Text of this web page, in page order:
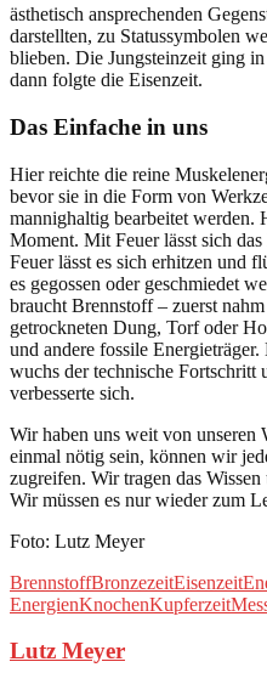
ästhetisch ansprechenden
darstellten, zu Statussymbolen
blieben. Die Jungsteinzeit ging
dann folgte die Eisenzeit.
Das Einfache in uns
Hier reichte die reine
bevor sie in die Form von
mannighaltig bearbeitet werden.
Moment. Mit Feuer lässt sich
Feuer lässt es sich erhitzen und
es gegossen oder geschmiedet
braucht Brennstoff – zuerst
getrockneten Dung, Torf oder
und andere fossile
wuchs der technische Fortschritt
verbesserte sich.
Wir haben uns weit von unseren
einmal nötig sein, können wir
zugreifen. Wir tragen das
Wir müssen es nur wieder zum
Foto: Lutz Meyer
BrennstoffBronzezeitEisenzeit
EnergienKnochenKupferzeit
Lutz Meyer